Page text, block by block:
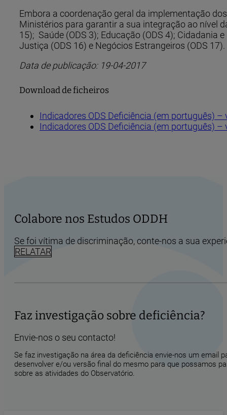
Embora a coordenação geral da implementação
Ministérios para garantir a sua integração ao nível
15); Saúde (ODS 3); Educação (ODS 4); Cidadania
Justiça (ODS 16) e Negócios Estrangeiros (ODS 17).
Data de publicação: 19-04-2017
Download de ficheiros
Indicadores ODS Deficiência (em português) –
Indicadores ODS Deficiência (em português) –
Colabore nos Estudos ODDH
Se foi vítima de discriminação, conte-nos a sua
RELATAR
Faz investigação sobre deficiência?
Envie-nos o seu contacto!
Se faz investigação na área da deficiência envie-nos um
desenvolver e/ou versão final do mesmo para que possamos
sobre as atividades do Observatório.